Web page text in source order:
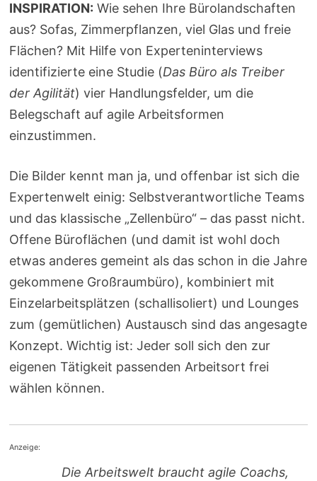
INSPIRATION: Wie sehen Ihre Bürolandschaften
aus? Sofas, Zimmerpflanzen, viel Glas und freie
Flächen? Mit Hilfe von Experteninterviews
identifizierte eine Studie (Das Büro als Treiber
der Agilität) vier Handlungsfelder, um die
Belegschaft auf agile Arbeitsformen
einzustimmen.
Die Bilder kennt man ja, und offenbar ist sich die
Expertenwelt einig: Selbstverantwortliche Teams
und das klassische „Zellenbüro“ – das passt nicht.
Offene Büroflächen (und damit ist wohl doch
etwas anderes gemeint als das schon in die Jahre
gekommene Großraumbüro), kombiniert mit
Einzelarbeitsplätzen (schallisoliert) und Lounges
zum (gemütlichen) Austausch sind das angesagte
Konzept. Wichtig ist: Jeder soll sich den zur
eigenen Tätigkeit passenden Arbeitsort frei
wählen können.
Anzeige:
Die Arbeitswelt braucht agile Coachs,